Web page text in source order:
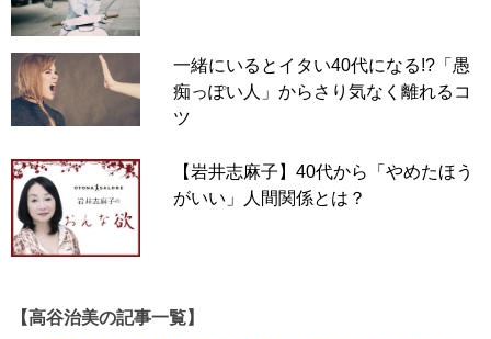
一緒にいるとイタい40代になる!?「愚
痴っぽい人」からさり気なく離れるコ
ツ
【岩井志麻子】40代から「やめたほう
がいい」人間関係とは？
【高谷治美の記事一覧】